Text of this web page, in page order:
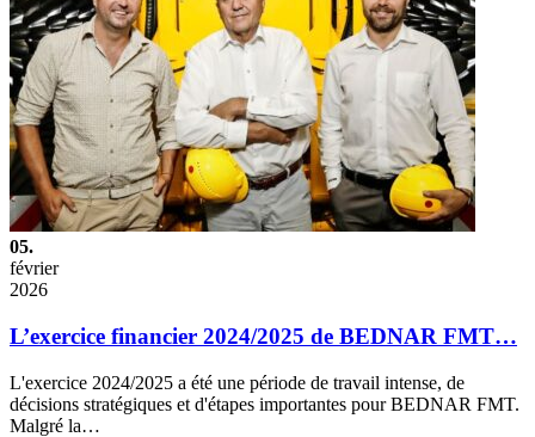
05.
février
2026
L’exercice financier 2024/2025 de BEDNAR FMT…
L'exercice 2024/2025 a été une période de travail intense, de
décisions stratégiques et d'étapes importantes pour BEDNAR FMT.
Malgré la…